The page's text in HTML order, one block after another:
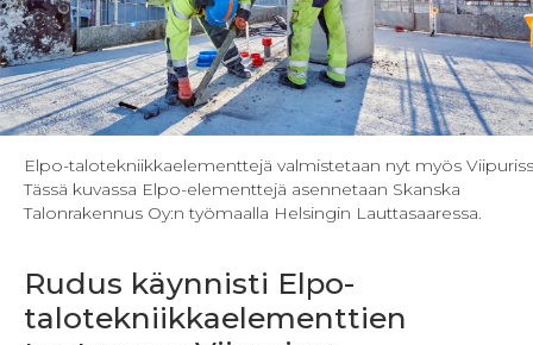
Elpo-talotekniikkaelementtejä valmistetaan nyt myös
Tässä kuvassa Elpo-elementtejä asennetaan Skanska
Talonrakennus Oy:n työmaalla Helsingin Lauttasaaressa.
Rudus käynnisti Elpo-
talotekniikkaelementtien